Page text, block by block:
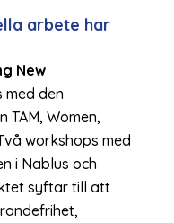
arbete har
New
med den
Women,
workshops med
i Nablus och
syftar till att